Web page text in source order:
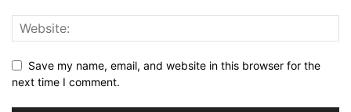
Save my name, email, and website in this browser for the
next time I comment.